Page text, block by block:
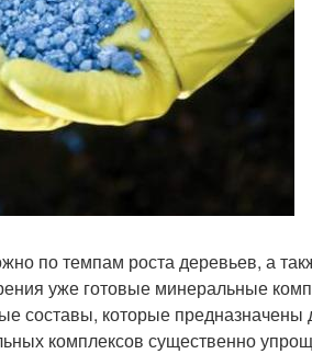
по темпам роста деревьев, а
уже готовые минеральные
составы, которые предназначены
комплексов существенно